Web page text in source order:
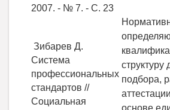
2007. - № 7. - С. 23
Зибарев Д.
Система
профессиональных
стандартов //
Социальная
структуру
подбора,
основе